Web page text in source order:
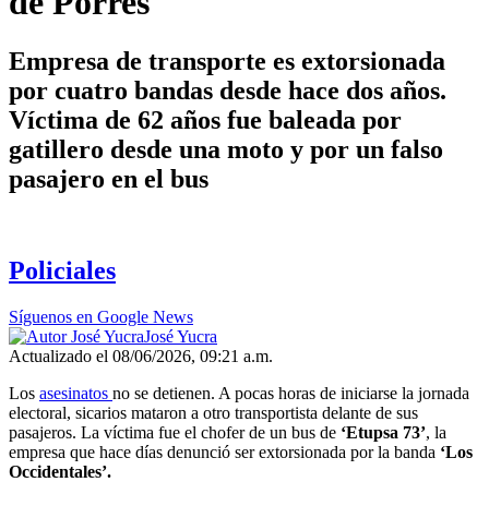
Empresa de transporte es extorsionada
por cuatro bandas desde hace dos años.
Víctima de 62 años fue baleada por
gatillero desde una moto y por un falso
pasajero en el bus
Policiales
Síguenos en Google News
José Yucra
Actualizado el 08/06/2026, 09:21 a.m.
Los asesinatos no se detienen. A pocas horas de iniciarse la jornada
electoral, sicarios mataron a otro transportista delante de sus
pasajeros. La víctima fue el chofer de un bus de ‘Etupsa 73’, la
empresa que hace días denunció ser extorsionada por la banda ‘Los
Occidentales’.